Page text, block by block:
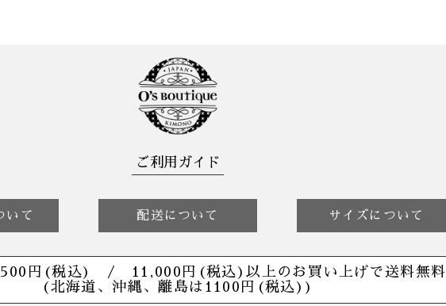
ご利用ガイド
いて 配送について サイズについて
円(税込) / 11,000円(税込)以上の お買い上げで送料無料
(北海道、沖縄、離島は1100円(税込))